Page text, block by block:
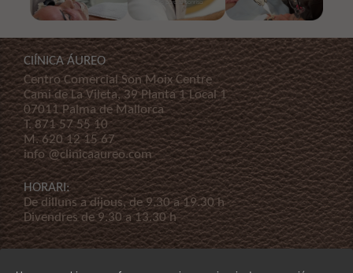
ClÍNICA ÁUREO
Centro Comercial Son Moix Centre
Cami de La Vileta, 39 Planta 1 Local 1
07011 Palma de Mallorca
T.871 57 55 10
M.620 12 15 67
info @clinicaaureo.com
HORARI:
De dilluns a dijous, de 9.30 a 19.30 h
Divendres de 9.30 a 13.30 h